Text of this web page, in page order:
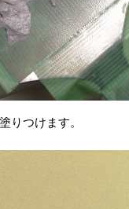
りつけます。